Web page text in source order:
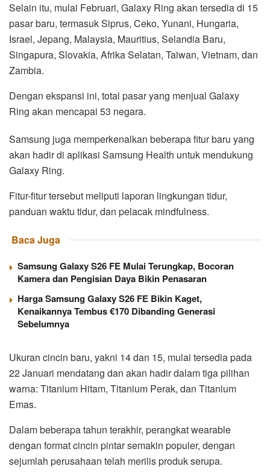
Selain itu, mulai Februari, Galaxy Ring akan tersedia di 15
pasar baru, termasuk Siprus, Ceko, Yunani, Hungaria,
Israel, Jepang, Malaysia, Mauritius, Selandia Baru,
Singapura, Slovakia, Afrika Selatan, Taiwan, Vietnam, dan
Zambia.
Dengan ekspansi ini, total pasar yang menjual Galaxy
Ring akan mencapai 53 negara.
Samsung juga memperkenalkan beberapa fitur baru yang
akan hadir di aplikasi Samsung Health untuk mendukung
Galaxy Ring.
Fitur-fitur tersebut meliputi laporan lingkungan tidur,
panduan waktu tidur, dan pelacak mindfulness.
Baca Juga
Samsung Galaxy S26 FE Mulai Terungkap, Bocoran
Kamera dan Pengisian Daya Bikin Penasaran
Harga Samsung Galaxy S26 FE Bikin Kaget,
Kenaikannya Tembus €170 Dibanding Generasi
Sebelumnya
Ukuran cincin baru, yakni 14 dan 15, mulai tersedia pada
22 Januari mendatang dan akan hadir dalam tiga pilihan
warna: Titanium Hitam, Titanium Perak, dan Titanium
Emas.
Dalam beberapa tahun terakhir, perangkat wearable
dengan format cincin pintar semakin populer, dengan
sejumlah perusahaan telah merilis produk serupa.